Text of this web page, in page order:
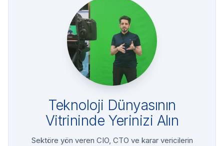
Teknoloji Dünyasının
Vitrininde Yerinizi Alın
Sektöre yön veren CIO, CTO ve karar vericilerin